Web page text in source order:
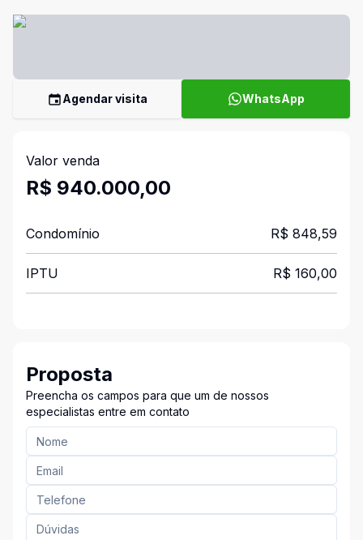
Agendar visita WhatsApp
Valor venda
R$ 940.000,00
Condomínio R$ 848,59
IPTU R$ 160,00
Proposta
Preencha os campos para que um de nossos
especialistas entre em contato